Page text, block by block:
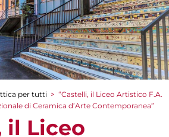
per tutti > “Castelli, il Liceo Artistico F.A.
di Ceramica d’Arte Contemporanea”
il Liceo